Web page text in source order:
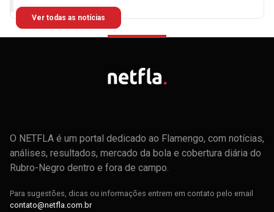
Ver todas as notícias
O NETFLA é um portal dedicado ao Flamengo, com notícias,
análises, resultados, mercado da bola e cobertura diária do
Rubro-Negro dentro e fora de campo.
Para sugestões, dicas ou informações entrem em contato pelo email
contato@netfla.com.br